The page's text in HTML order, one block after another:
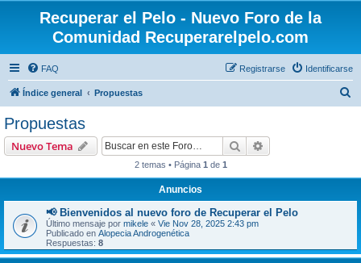
Recuperar el Pelo - Nuevo Foro de la
Comunidad Recuperarelpelo.com
FAQ Identificarse
Registrarse
Índice general Propuestas
Propuestas
Nuevo Tema Buscar
2 temas • Página 1 de 1
Anuncios
📢 Bienvenidos al nuevo foro de Recuperar el Pelo
Último mensaje por mikele « Vie Nov 28, 2025 2:43 pm
Publicado en Alopecia Androgenética
Respuestas: 8